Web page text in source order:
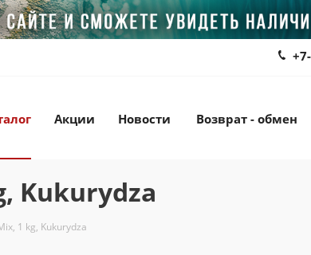
Акции Новости Возврат - обмен
Kukurydza
1 kg, Kukurydza